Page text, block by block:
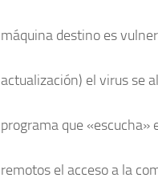
máquina destino es
actualización) el virus se
programa que
remotos el acceso a la